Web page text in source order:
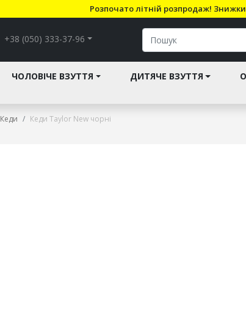
Розпочато літній розпродаж!
+38 (050) 333-37-96
ЧОЛОВІЧЕ ВЗУТТЯ ДИТЯЧЕ ВЗУТТЯ
Кеди Кеди Taylor New чорні